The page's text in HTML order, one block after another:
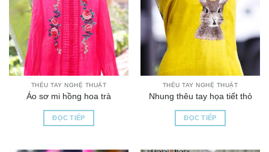
THÊU TAY NGHỆ THUẬT
Áo sơ mi hồng hoa trà
ĐỌC TIẾP
THÊU TAY NGHỆ THUẬT
Nhung thêu tay họa tiết thỏ
ĐỌC TIẾP